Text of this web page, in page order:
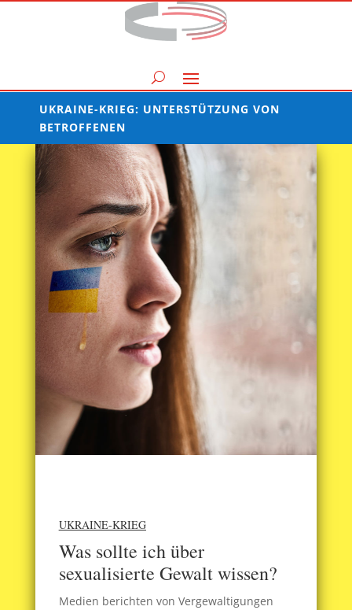
UKRAINE-KRIEG: UNTERSTÜTZUNG VON
BETROFFENEN
UKRAINE-KRIEG
Was sollte ich über
sexualisierte Gewalt wissen?
Medien berichten von Vergewaltigungen